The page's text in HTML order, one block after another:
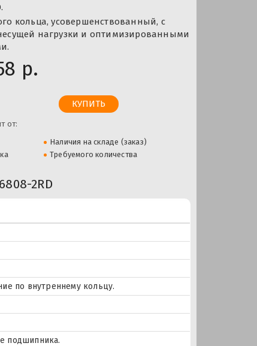
кольца, усовершенствованный, с
нагрузки и оптимизированными
р.
от:
Наличия на складе (заказ)
Требуемого количества
2RD
по внутреннему кольцу.
подшипника.